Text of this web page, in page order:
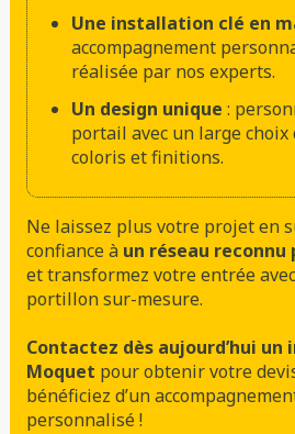
Une installation clé en
accompagnement
réalisée par nos experts.
Un design unique :
portail avec un large choix
coloris et finitions.
Ne laissez plus votre projet en
confiance à un réseau
et transformez votre entrée
portillon sur-mesure.
Contactez dès aujourd’hui
Moquet pour obtenir votre
bénéficiez d’un
personnalisé !